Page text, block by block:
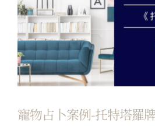
寵物占卜案例-托特塔羅